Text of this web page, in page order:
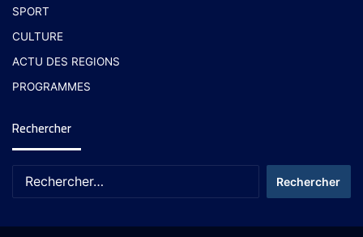
SPORT
CULTURE
ACTU DES REGIONS
PROGRAMMES
Rechercher